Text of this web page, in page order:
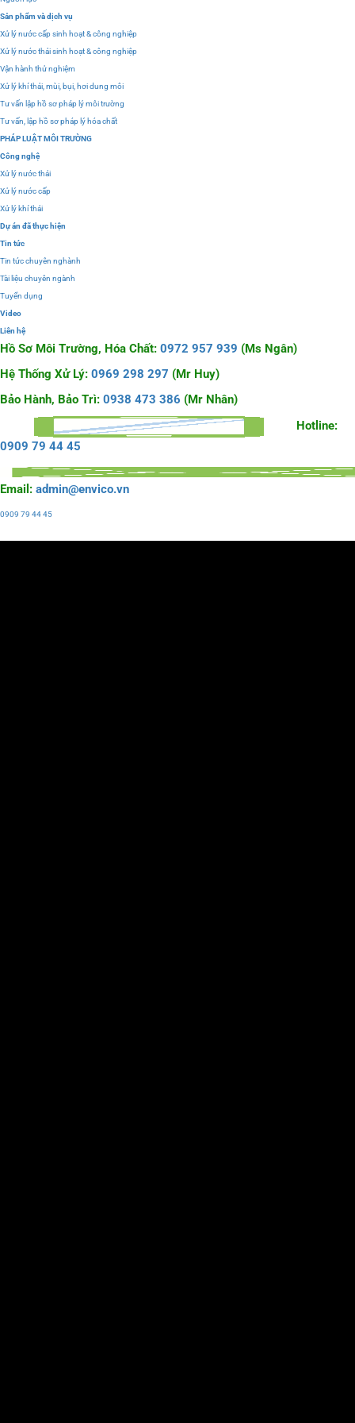
Sản phẩm và dịch vụ
Xử lý nước cấp sinh hoạt & công nghiệp
Xử lý nước thải sinh hoạt & công nghiệp
Vận hành thử nghiệm
Xử lý khí thải, mùi, bụi, hơi dung môi
Tư vấn lập hồ sơ pháp lý môi trường
Tư vấn, lập hồ sơ pháp lý hóa chất
PHÁP LUẬT MÔI TRƯỜNG
Công nghệ
Xử lý nước thải
Xử lý nước cấp
Xử lý khí thải
Dự án đã thực hiện
Tin tức
Tin tức chuyên nghành
Tài liệu chuyên ngành
Tuyển dụng
Video
Liên hệ
Hồ Sơ Môi Trường, Hóa Chất: 0972 957 939 (Ms Ngân)
Hệ Thống Xử Lý: 0969 298 297 (Mr Huy)
Bảo Hành, Bảo Trì: 0938 473 386 (Mr Nhân)
Hotline:
0909 79 44 45
Email: admin@envico.vn
0909 79 44 45